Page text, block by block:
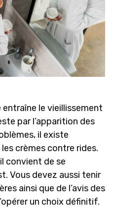
entraîne le vieillissement
par l’apparition des
il existe
crèmes contre rides.
convient de se
Vous devez aussi tenir
ainsi que de l’avis des
un choix définitif.